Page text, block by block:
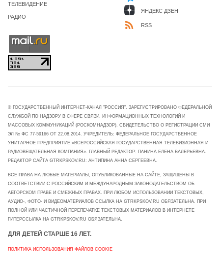
ТЕЛЕВИДЕНИЕ
РАДИО
ЯНДЕКС ДЗЕН
RSS
© ГОСУДАРСТВЕННЫЙ ИНТЕРНЕТ-КАНАЛ "РОССИЯ". ЗАРЕГИСТРИРОВАНО ФЕДЕРАЛЬНОЙ
СЛУЖБОЙ ПО НАДЗОРУ В СФЕРЕ СВЯЗИ, ИНФОРМАЦИОННЫХ ТЕХНОЛОГИЙ И
МАССОВЫХ КОММУНИКАЦИЙ (РОСКОМНАДЗОР). СВИДЕТЕЛЬСТВО О РЕГИСТРАЦИИ СМИ
ЭЛ № ФС 77-59166 ОТ 22.08.2014. УЧРЕДИТЕЛЬ: ФЕДЕРАЛЬНОЕ ГОСУДАРСТВЕННОЕ
УНИТАРНОЕ ПРЕДПРИЯТИЕ «ВСЕРОССИЙСКАЯ ГОСУДАРСТВЕННАЯ ТЕЛЕВИЗИОННАЯ И
РАДИОВЕЩАТЕЛЬНАЯ КОМПАНИЯ». ГЛАВНЫЙ РЕДАКТОР: ПАНИНА ЕЛЕНА ВАЛЕРЬЕВНА.
РЕДАКТОР САЙТА GTRKPSKOV.RU: АНТИПИНА АННА СЕРГЕЕВНА.
ВСЕ ПРАВА НА ЛЮБЫЕ МАТЕРИАЛЫ, ОПУБЛИКОВАННЫЕ НА САЙТЕ, ЗАЩИЩЕНЫ В
СООТВЕТСТВИИ С РОССИЙСКИМ И МЕЖДУНАРОДНЫМ ЗАКОНОДАТЕЛЬСТВОМ ОБ
АВТОРСКОМ ПРАВЕ И СМЕЖНЫХ ПРАВАХ. ПРИ ЛЮБОМ ИСПОЛЬЗОВАНИИ ТЕКСТОВЫХ,
АУДИО-, ФОТО- И ВИДЕОМАТЕРИАЛОВ ССЫЛКА НА GTRKPSKOV.RU ОБЯЗАТЕЛЬНА. ПРИ
ПОЛНОЙ ИЛИ ЧАСТИЧНОЙ ПЕРЕПЕЧАТКЕ ТЕКСТОВЫХ МАТЕРИАЛОВ В ИНТЕРНЕТЕ
ГИПЕРССЫЛКА НА GTRKPSKOV.RU ОБЯЗАТЕЛЬНА.
ДЛЯ ДЕТЕЙ СТАРШЕ 16 ЛЕТ.
ПОЛИТИКА ИСПОЛЬЗОВАНИЯ ФАЙЛОВ COOKIE